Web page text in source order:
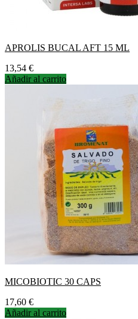
APROLIS BUCAL AFT 15 ML
Precio
13,54 €
Añadir al carrito
MICOBIOTIC 30 CAPS
Precio
17,60 €
Añadir al carrito